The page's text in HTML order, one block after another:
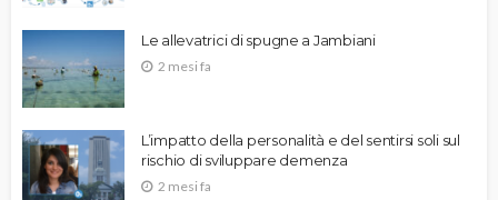
Le allevatrici di spugne a Jambiani
2 mesi fa
L’impatto della personalità e del sentirsi soli sul
rischio di sviluppare demenza
2 mesi fa